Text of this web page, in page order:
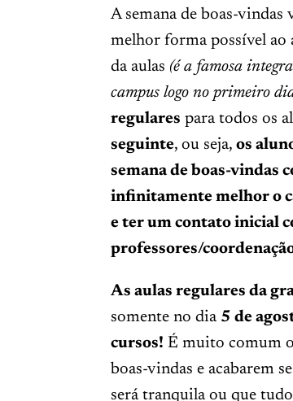
A semana de boas-vindas
melhor forma possível
da aulas (é a famosa
campus logo no primeiro
regulares para todos os
seguinte, ou seja, os
semana de boas-vindas
infinitamente melhor o
e ter um contato inicial
professores/
As aulas regulares da
somente no dia 5 de
cursos! É muito comum
boas-vindas e acabarem
será tranquila ou que